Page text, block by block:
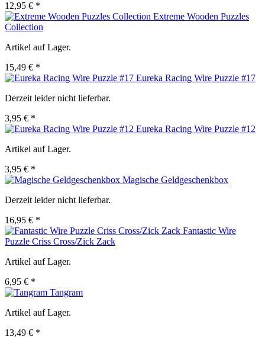
12,95 € *
Extreme Wooden Puzzles
Collection
Artikel auf Lager.
15,49 € *
Eureka Racing Wire Puzzle #17
Derzeit leider nicht lieferbar.
3,95 € *
Eureka Racing Wire Puzzle #12
Artikel auf Lager.
3,95 € *
Magische Geldgeschenkbox
Derzeit leider nicht lieferbar.
16,95 € *
Fantastic Wire
Puzzle Criss Cross/Zick Zack
Artikel auf Lager.
6,95 € *
Tangram
Artikel auf Lager.
13,49 € *